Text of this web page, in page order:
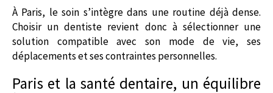
À Paris, le soin s’intègre dans une routine déjà dense.
Choisir un dentiste revient donc à sélectionner une
solution compatible avec son mode de vie, ses
déplacements et ses contraintes personnelles.
Paris et la santé dentaire, un équilibre